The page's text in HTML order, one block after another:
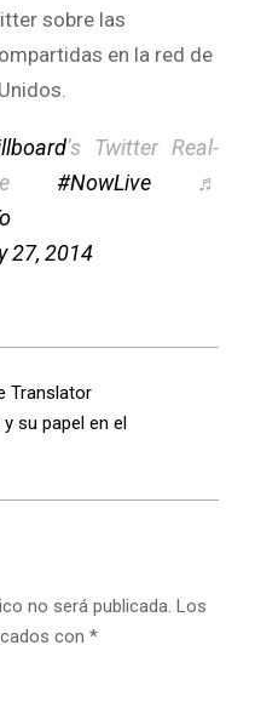
sobre las
en la red de
‘s Twitter Real-
#NowLive♬
27, 2014
Translator
su papel en el
no será publicada. Los
con *